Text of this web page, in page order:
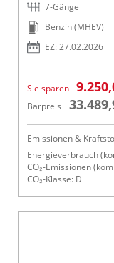
7-Gänge
Benzin (MHEV)
EZ: 27.02.2026
Sie sparen
Barpreis
Emissionen &
Energieverbrauch
CO₂-Emissionen
CO₂-Klasse: D